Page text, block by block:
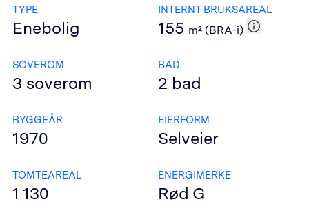
TYPE
Enebolig
INTERNT BRUKSAREAL
155 m² (BRA-i)
SOVEROM
3 soverom
BAD
2 bad
BYGGEÅR
1970
EIERFORM
Selveier
TOMTEAREAL
1 130
ENERGIMERKE
Rød G